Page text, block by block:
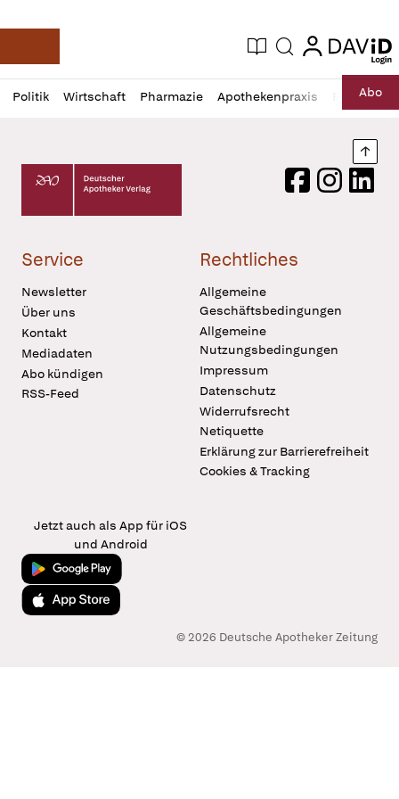
Deutsche Apotheker Zeitung
Aktuelle Ausgabe
Suche login
login
Politik Wirtschaft Pharmazie Apothekenpraxis RechtAbo
Profil
öffnen
Daz
Pur
Deutscher Apotheker Verlag Logo
FacebookInstagram
Service
Newsletter
Über uns
Kontakt
Mediadaten
Abo kündigen
RSS-Feed
Rechtliches
Allgemeine
Geschäftsbedingungen
Allgemeine
Nutzungsbedingungen
Impressum
Datenschutz
Widerrufsrecht
Netiquette
Erklärung zur Barrierefreiheit
Cookies & Tracking
Jetzt auch als App für iOS
und Android
Jetzt bei Google Play
Laden im App Store
© 2026 Deutsche Apotheker Zeitung